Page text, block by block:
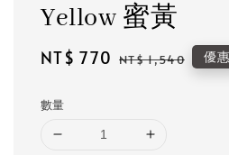
Yellow 蜜黃
Sale
NT$ 770 Regular
NT$ 1,540 優惠
數量